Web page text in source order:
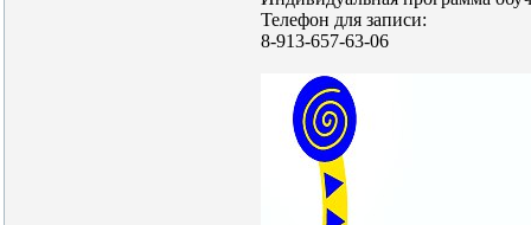
Телефон для записи:
8-913-657-63-06